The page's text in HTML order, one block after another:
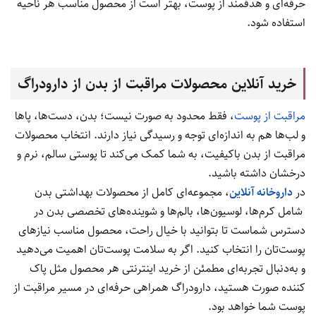
حرفه‌ای و هدفمند از پوست، بهتر است از محصول مناسب هر ناحیه
استفاده شود.
خرید آنلاین محصولات مراقبت از بدن از دارودراگ
مراقبت از پوست، فقط محدود به صورت نیست؛ بدن، دست‌ها، پاها
و لب‌ها هم به اندازه‌ای توجه و رسیدگی نیاز دارند. انتخاب محصولات
مراقبت از بدن باکیفیت، به شما کمک می‌کند تا پوستی سالم، نرم و
درخشان داشته باشید.
در داروخانه آنلاین، مجموعه‌ای کامل از محصولات بهداشتی بدن
شامل کرم‌ها، لوسیون‌ها، بالم‌ها و شوینده‌های تخصصی بدن در
دسترس شماست تا بتوانید با خیال راحت، محصول مناسب نیازهای
پوست‌تان را انتخاب کنید. اگر به سلامت پوست‌تان اهمیت می‌دهید
و به‌دنبال تجربه‌ای مطمئن از خرید اینترنتی هر محصول مثل پاک
کننده صورت هستید، دارودراگ همراهی حرفه‌ای در مسیر مراقبت از
پوست شما خواهد بود.